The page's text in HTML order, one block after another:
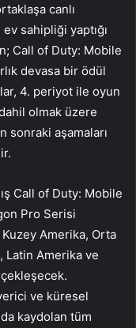
canlı
sahipliği yaptığı
Call of Duty: Mobile
devasa bir ödül
4. periyot ile oyun
olmak üzere
sonraki aşamaları
Call of Duty: Mobile
Pro Serisi
Amerika, Orta
Latin Amerika ve
ve küresel
kaydolan tüm